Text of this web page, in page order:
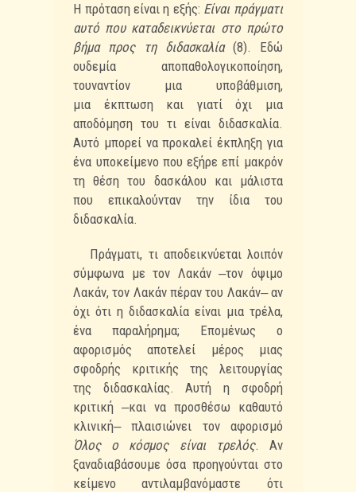
Η πρόταση είναι η εξής: Είναι πράγματι
αυτό που καταδεικνύεται στο πρώτο
βήμα προς τη διδασκαλία (8). Εδώ
ουδεμία αποπαθολογικοποίηση,
τουναντίον μια υποβάθμιση,
μια έκπτωση και γιατί όχι μια
αποδόμηση του τι είναι διδασκαλία.
Αυτό μπορεί να προκαλείέκπληξη για
ένα υποκείμενο που εξήρε επί μακρόν
τη θέση του δασκάλου και μάλιστα
πουεπικαλούνταν την ίδια του
διδασκαλία.
Πράγματι, τι αποδεικνύεται λοιπόν
σύμφωνα με τον Λακάν ‒τον όψιμο
Λακάν, τον Λακάν πέραν του Λακάν‒ αν
όχι ότι η διδασκαλία είναι μια τρέλα,
ένα παραλήρημα; Επομένως ο
αφορισμός αποτελεί μέρος μιας
σφοδρής κριτικής της λειτουργίας
της διδασκαλίας. Αυτή η σφοδρή
κριτική ‒και να προσθέσω καθαυτό
κλινική‒ πλαισιώνει τον αφορισμό
Όλος ο κόσμος είναι τρελός. Αν
ξαναδιαβάσουμε όσα προηγούνται στο
κείμενοαντιλαμβανόμαστε ότι